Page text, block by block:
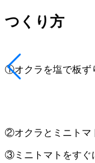
つくり方
①オクラを塩で板ず
②オクラとミニトマ
③ミニトマトをすぐ